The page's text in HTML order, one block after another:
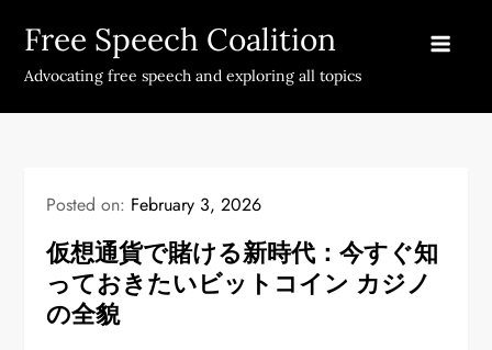
content
Free Speech Coalition
Advocating free speech and exploring all topics
Posted on: February 3, 2026
仮想通貨で賭ける新時代：今すぐ知
っておきたいビットコイン カジノ
の全貌